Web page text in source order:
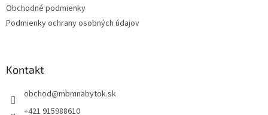
Obchodné podmienky
Podmienky ochrany osobných údajov
Kontakt
obchod@mbmnabytok.sk
+421 915988610